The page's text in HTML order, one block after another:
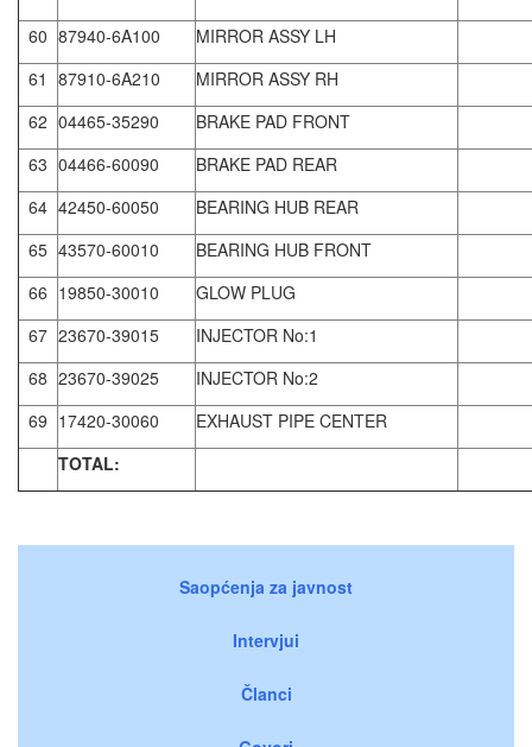
60 87940-6A100
MIRROR ASSY LH
61 87910-6A210
MIRROR ASSY RH
62 04465-35290
BRAKE PAD FRONT
63 04466-60090
BRAKE PAD REAR
64 42450-60050
BEARING HUB REAR
65 43570-60010
BEARING HUB FRONT
66 19850-30010
GLOW PLUG
67 23670-39015
INJECTOR No:1
68 23670-39025
INJECTOR No:2
69 17420-30060
EXHAUST PIPE CENTER
TOTAL:
Saopćenja za javnost
Intervjui
Članci